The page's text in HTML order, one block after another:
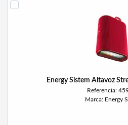
Energy Sistem Altavoz
Referencia:
Marca: Energy